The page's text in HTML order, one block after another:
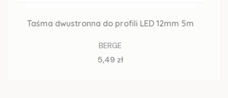
Taśma dwustronna do profili LED 12mm 5m
BERGE
Cena
5,49 zł